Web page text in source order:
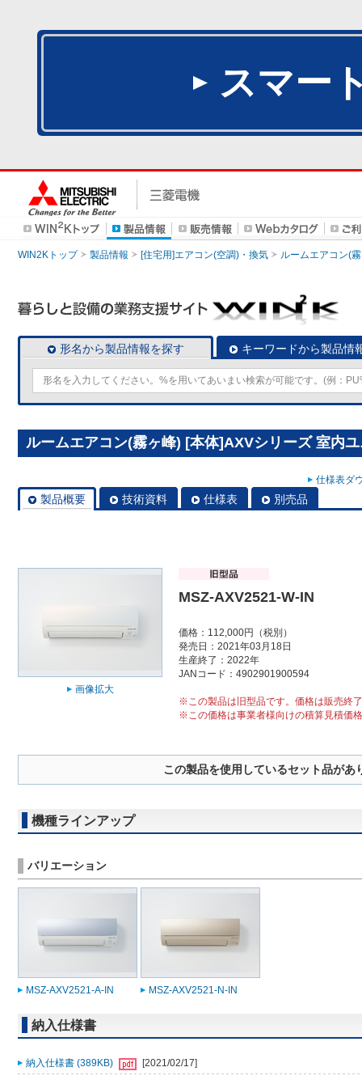
スマー
WIN2Kトップ 製品情報 [住宅用]エアコン(空調)・換気 ルームエアコン(
形名から製品情報を探す キーワードから製品情
ルームエアコン(霧ヶ峰) [本体]AXVシリーズ 室内
仕様表ダ
製品概要 技術資料 仕様表 別売品
画像拡大
MSZ-AXV2521-W-IN
価格：112,000円（税別）
発売日：2021年03月18日
生産終了：2022年
JANコード：4902901900594
※この製品は旧型品です。価格は販売終
※この価格は事業者様向けの積算見積価
この製品を使用しているセット品があ
機種ラインアップ
バリエーション
MSZ-AXV2521-A-IN MSZ-AXV2521-N-IN
納入仕様書
納入仕様書 (389KB) [2021/02/17]